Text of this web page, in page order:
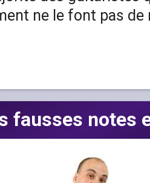
ne le font pas
fausses notes